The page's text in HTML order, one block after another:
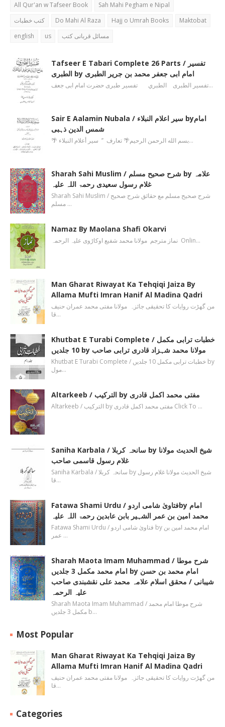
All Qur'an w Tafseer Book
Sah Mahi Pegham e Nipal
کتب خطبات
Do Mahi Al Raza Hajj o Umrah Books
Maktobat
english
us مسائل قربانی کتب
Tafseer E Tabari Complete 26 Parts / تفسیر
الطبری by امام ابی جعفر محمد بن جریر الطبری
تفسیر الطبری الطبري تفسیر طبری حضرت امام ابی جعف…
Sair E Aalamin Nubala / سیر اعلام النبلاء byامام
شمس الدین ذہبی
🌴 بسم الله الرحمن الرحیم🌴 تعارف ’’ سیر أعلام النبلاء…
Sharah Sahi Muslim / شرح صحیح مسلم by علامہ
غلام رسول سعیدی رحمۃ اللہ علیہ
Sharah Sahi Muslim / شرح صحیح مسلم مع حقائق شرح صحیح
مسلم …
Namaz By Maolana Shafi Okarvi
نماز مترجم مولانا محمد شفیع اوکاڑوی علیہ الرحمہ Onlin…
Man Gharat Riwayat Ka Tehqiqi Jaiza By
Allama Mufti Imran Hanif Al Madina Qadri
من گھڑت روایات کا تحقیقی جائزہ مولانا مفتی محمد عمران حنیف
قا…
Khutbat E Turabi Complete / خطبات ترابی مکمل
10 جلدیں by مولانا محمد شہزاد قادری ترابی صاحب
Khutbat E Turabi Complete / خطبات ترابی مکمل 10 جلدیں by
مول…
Altarkeeb / الترکیب by مفتی محمد اکمل قادری
Altarkeeb / الترکیب by مفتی محمد اکمل قادری Click To …
Saniha Karbala / سانحہ کربلا by شیخ الحدیث مولانا
غلام رسول قاسمی صاحب
Saniha Karbala / سانحہ کربلا by شیخ الحدیث مولانا غلام رسول
قا…
Fatawa Shami Urdu / فتاویٰ شامی اردوby امام
محمد امین بن عمر الشہیر بابن عابدین رحمۃ اللہ علیہ
Fatawa Shami Urdu / فتاویٰ شامی اردو by امام محمد امین بن
عمر …
Sharah Maota Imam Muhammad / شرح موطا
امام محمد مکمل 3 جلدیں by امام محمد بن حسن
شیبانی / محقق اسلام علامہ محمد علی نقشبندی صاحب
علیہ الرحمہ
Sharah Maota Imam Muhammad / شرح موطا امام محمد
مکمل 3 جلدیں b…
Most Popular
Man Gharat Riwayat Ka Tehqiqi Jaiza By
Allama Mufti Imran Hanif Al Madina Qadri
من گھڑت روایات کا تحقیقی جائزہ مولانا مفتی محمد عمران حنیف
قا…
Categories